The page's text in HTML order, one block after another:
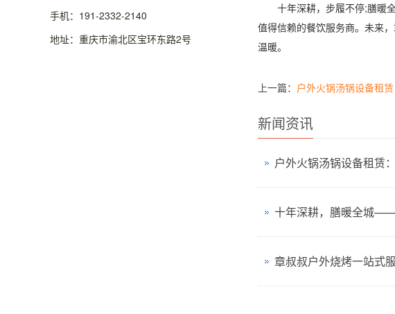
手机：191-2332-2140
地址：重庆市渝北区宝环东路2号
十年深耕，步履不停;膳暖全
值得信赖的餐饮服务商。未来
温暖。
上一篇： 户外火锅汤锅设备租
新闻资讯